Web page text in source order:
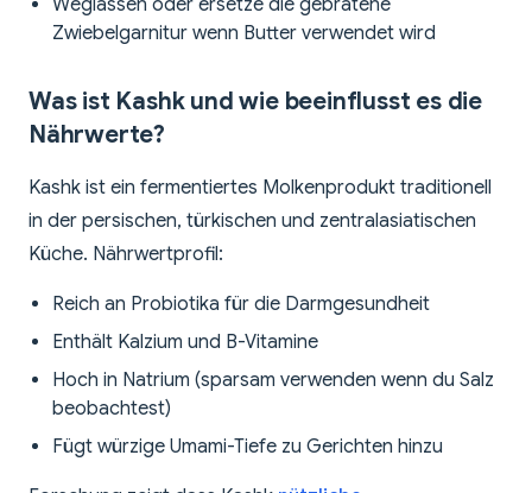
Weglassen oder ersetze die gebratene
Zwiebelgarnitur wenn Butter verwendet wird
Was ist Kashk und wie beeinflusst es die
Nährwerte?
Kashk ist ein fermentiertes Molkenprodukt traditionell
in der persischen, türkischen und zentralasiatischen
Küche. Nährwertprofil:
Reich an Probiotika für die Darmgesundheit
Enthält Kalzium und B-Vitamine
Hoch in Natrium (sparsam verwenden wenn du Salz
beobachtest)
Fügt würzige Umami-Tiefe zu Gerichten hinzu